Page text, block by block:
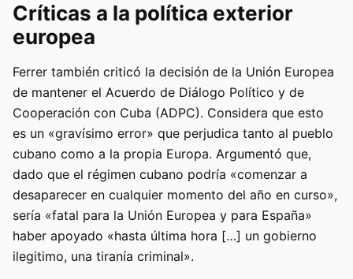
Críticas a la política exterior
europea
Ferrer también criticó la decisión de la Unión Europea
de mantener el Acuerdo de Diálogo Político y de
Cooperación con Cuba (ADPC). Considera que esto
es un «gravísimo error» que perjudica tanto al pueblo
cubano como a la propia Europa. Argumentó que,
dado que el régimen cubano podría «comenzar a
desaparecer en cualquier momento del año en curso»,
sería «fatal para la Unión Europea y para España»
haber apoyado «hasta última hora […] un gobierno
ilegitimo, una tiranía criminal».